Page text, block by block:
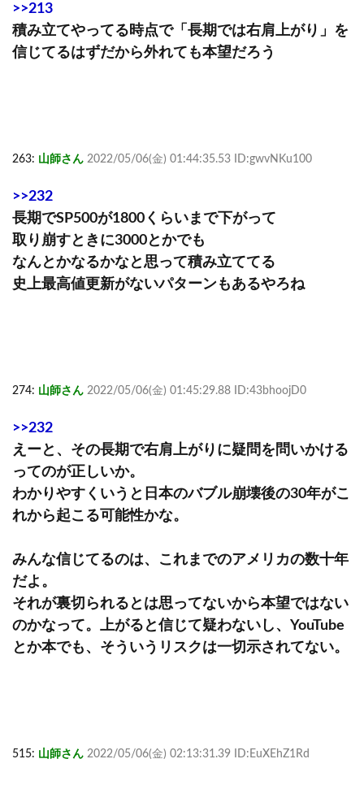
>>213
積み立てやってる時点で「長期では右肩上がり」を
信じてるはずだから外れても本望だろう
263: 山師さん 2022/05/06(金) 01:44:35.53 ID:gwvNKu100
>>232
長期でSP500が1800くらいまで下がって
取り崩すときに3000とかでも
なんとかなるかなと思って積み立ててる
史上最高値更新がないパターンもあるやろね
274: 山師さん 2022/05/06(金) 01:45:29.88 ID:43bhoojD0
>>232
えーと、その長期で右肩上がりに疑問を問いかける
ってのが正しいか。
わかりやすくいうと日本のバブル崩壊後の30年がこ
れから起こる可能性かな。
みんな信じてるのは、これまでのアメリカの数十年
だよ。
それが裏切られるとは思ってないから本望ではない
のかなって。上がると信じて疑わないし、YouTube
とか本でも、そういうリスクは一切示されてない。
515: 山師さん 2022/05/06(金) 02:13:31.39 ID:EuXEhZ1Rd